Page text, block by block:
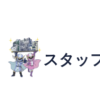
スタッ